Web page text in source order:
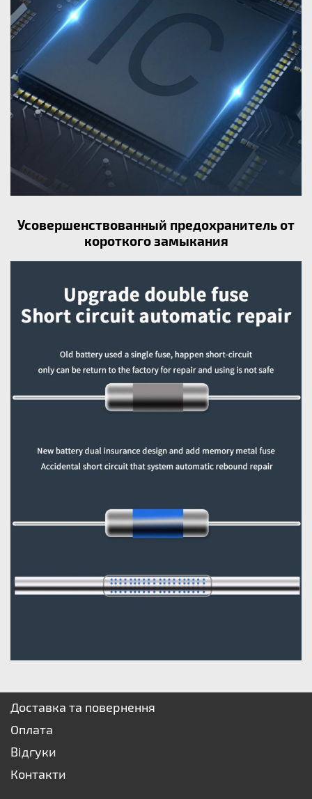
Усовершенствованный предохранитель от
короткого замыкания
Доставка та повернення
Оплата
Відгуки
Контакти